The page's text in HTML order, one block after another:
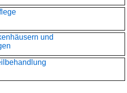
und